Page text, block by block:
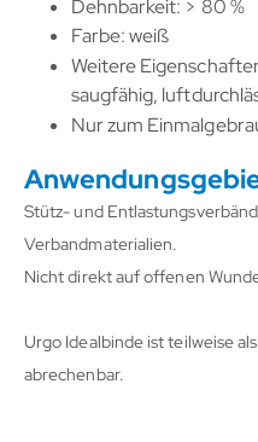
Dehnbarkeit: > 80 %
Farbe: weiß
Weitere
saugfähig,
Nur zum
Stütz- und
Verbandmaterialien.
Nicht direkt auf offenen
Urgo Idealbinde ist teilweise
abrechenbar.